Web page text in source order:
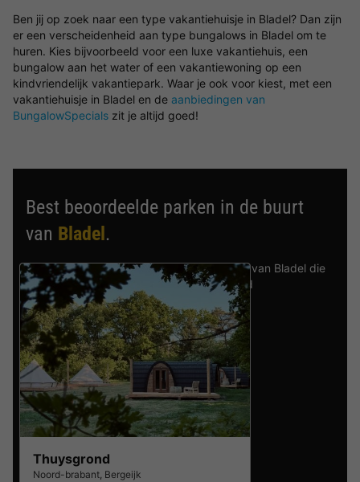
Ben jij op zoek naar een type vakantiehuisje in Bladel? Dan zijn
er een verscheidenheid aan type bungalows in Bladel om te
huren. Kies bijvoorbeeld voor een luxe vakantiehuis, een
bungalow aan het water of een vakantiewoning op een
kindvriendelijk vakantiepark. Waar je ook voor kiest, met een
vakantiehuisje in Bladel en de aanbiedingen van
BungalowSpecials zit je altijd goed!
Best beoordeelde parken in de buurt
van Bladel .
Ontdek de selectie van parken in de buurt van Bladel die
door onze gasten als beste zijn beoordeeld
Thuysgrond
Noord-brabant, Bergeijk